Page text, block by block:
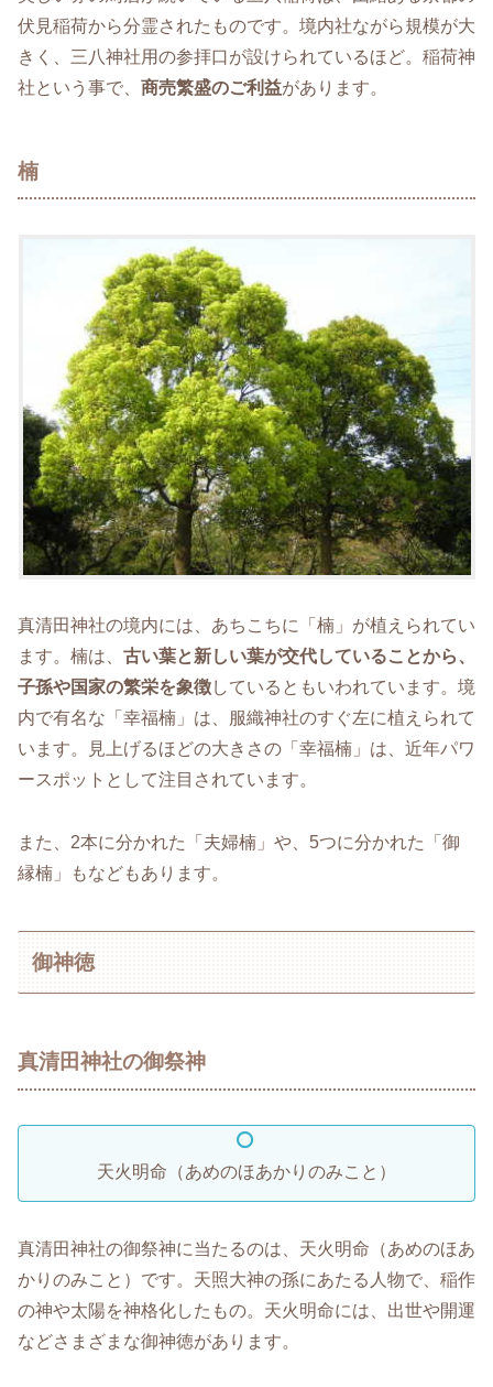
伏見稲荷から分霊されたものです。境内社ながら規模が大
きく、三八神社用の参拝口が設けられているほど。稲荷神
社という事で、 商売繁盛のご利益があります。
楠
真清田神社の境内には、あちこちに「楠」が植えられてい
ます。楠は、 古い葉と新しい葉が交代していることから、
子孫や国家の繁栄を象徴しているともいわれています。境
内で有名な「幸福楠」は、服織神社のすぐ左に植えられて
います。見上げるほどの大きさの「幸福楠」は、近年パワ
ースポットとして注目されています。
また、2本に分かれた「夫婦楠」や、5つに分かれた「御
縁楠」もなどもあります。
御神徳
真清田神社の御祭神
天火明命（あめのほあかりのみこと）
真清田神社の御祭神に当たるのは、天火明命（あめのほあ
かりのみこと）です。天照大神の孫にあたる人物で、稲作
の神や太陽を神格化したもの。天火明命には、出世や開運
などさまざまな御神徳があります。